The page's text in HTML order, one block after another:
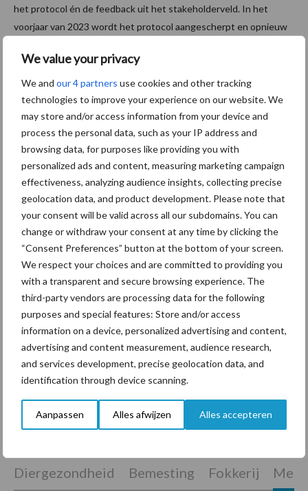
We value your privacy
We and our 4 partners use cookies and other tracking
technologies to improve your experience on our website. We
may store and/or access information from your device and
process the personal data, such as your IP address and
browsing data, for purposes like providing you with
personalized ads and content, measuring marketing campaign
effectiveness, analyzing audience insights, collecting precise
geolocation data, and product development. Please note that
your consent will be valid across all our subdomains. You can
change or withdraw your consent at any time by clicking the
“Consent Preferences” button at the bottom of your screen.
We respect your choices and are committed to providing you
with a transparent and secure browsing experience. The
third-party vendors are processing data for the following
purposes and special features: Store and/or access
information on a device, personalized advertising and content,
advertising and content measurement, audience research,
and services development, precise geolocation data, and
identification through device scanning.
Aanpassen Alles afwijzen Alles accepteren
het protocol én de feedback uit het stakeholderveld. In het
voorjaar van 2023 wordt het protocol aangescherpt en opnieuw
Aanbevolen voor jou!
Grondstoffenmarkt blijft
grillig: droogte en
geopolitiek houden handel
in de greep
De speenhuid: een vaak
onderschatte risicofactor
voor mastitis
ForFarmers ziet volume en
marktaandeel groeien in
krimpende Nederlandse
markt
Themapagina's
Diergezondheid Bemesting Fokkerij